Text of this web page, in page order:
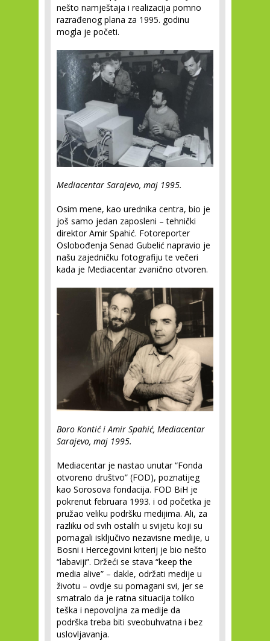
nešto namještaja i realizacija pomno
razrađenog plana za 1995. godinu
mogla je početi.
Mediacentar Sarajevo, maj 1995.
Osim mene, kao urednika centra, bio je
još samo jedan zaposleni – tehnički
direktor Amir Spahić. Fotoreporter
Oslobođenja Senad Gubelić napravio je
našu zajedničku fotografiju te večeri
kada je Mediacentar zvanično otvoren.
Boro Kontić i Amir Spahić, Mediacentar
Sarajevo, maj 1995.
Mediacentar je nastao unutar “Fonda
otvoreno društvo” (FOD), poznatijeg
kao Sorosova fondacija. FOD BiH je
pokrenut februara 1993. i od početka je
pružao veliku podršku medijima. Ali, za
razliku od svih ostalih u svijetu koji su
pomagali isključivo nezavisne medije, u
Bosni i Hercegovini kriterij je bio nešto
“labaviji”. Držeći se stava “keep the
media alive” – dakle, održati medije u
životu – ovdje su pomagani svi, jer se
smatralo da je ratna situacija toliko
teška i nepovoljna za medije da
podrška treba biti sveobuhvatna i bez
uslovljavanja.